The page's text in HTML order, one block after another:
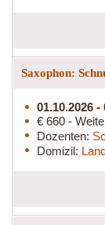
Saxophon:
01.10.2026 -
€ 660 -
Dozenten:
Domizil: